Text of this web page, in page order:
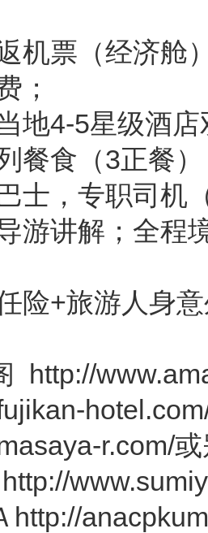
返机票（经济
费；
当地4-5星级
餐食（3正餐
巴士，专职
游讲解；全程
险+旅游人身
http://
r.com/
http://